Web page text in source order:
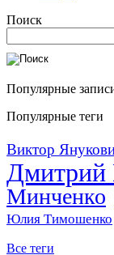
Поиск
Популярные
Популярные теги
Виктор
Дмитрий
Минченко
Юлия Тимошенко
Все теги